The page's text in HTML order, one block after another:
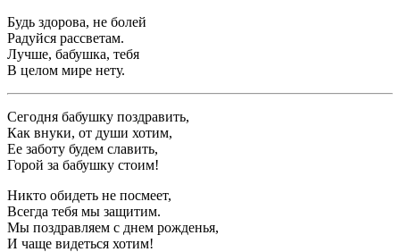
Будь здорова, не болей
Радуйся рассветам.
Лучше, бабушка, тебя
В целом мире нету.
Сегодня бабушку поздравить,
Как внуки, от души хотим,
Ее заботу будем славить,
Горой за бабушку стоим!
Никто обидеть не посмеет,
Всегда тебя мы защитим.
Мы поздравляем с днем рожденья,
И чаще видеться хотим!